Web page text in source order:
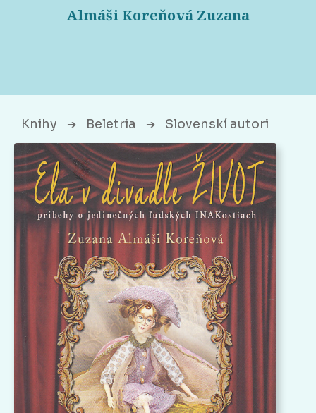
Almáši Koreňová Zuzana
Knihy ➔ Beletria ➔ Slovenskí autori